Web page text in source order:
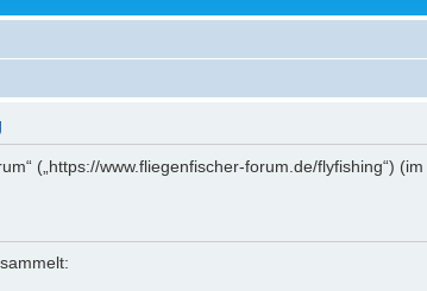
(„https://www.fliegenfischer-forum.de/flyfishing“)